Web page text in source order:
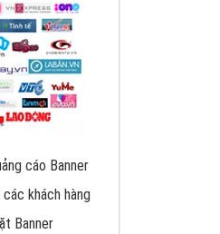
cáo Banner
khách hàng
Banner